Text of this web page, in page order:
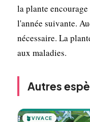
la plante
l'année suivante.
nécessaire. La
aux maladies.
Autres
🪴VIVACE